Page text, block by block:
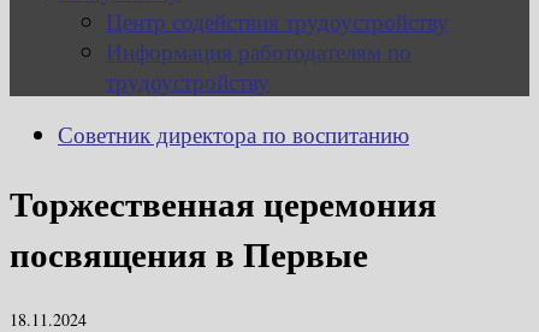
Центр содействия трудоустройству
Информация работодателям по
трудоустройству
Советник директора по воспитанию
Торжественная церемония
посвящения в Первые
18.11.2024